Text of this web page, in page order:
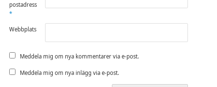
postadress
*
Webbplats
Meddela mig om nya kommentarer via e-post.
Meddela mig om nya inlägg via e-post.